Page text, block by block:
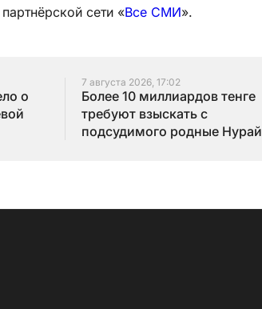
сети «Все СМИ».
о
7 августа 2026, 17:02
Более 10 миллиардов тенге
требуют взыскать с
подсудимого родные Нурай